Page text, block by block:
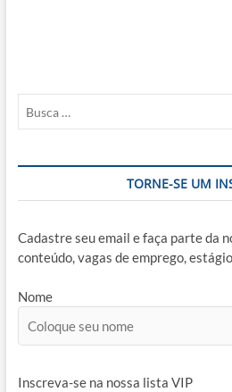
TORNE-SE UM
Cadastre seu email e faça parte da
conteúdo, vagas de emprego,
Nome
Inscreva-se na nossa lista VIP